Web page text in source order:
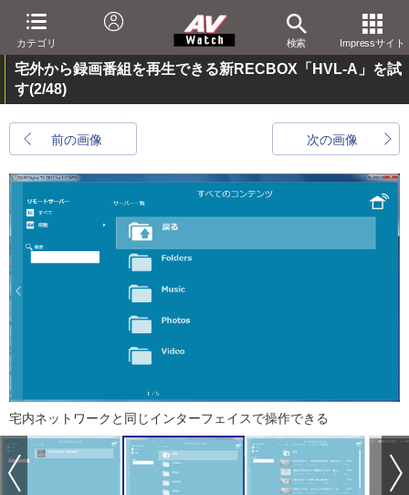
カテゴリ 検索 Impressサイト
宅外から録画番組を再生できる新RECBOX「HVL-A」を試
す(2/48)
前の画像 次の画像
宅内ネットワークと同じインターフェイスで操作できる